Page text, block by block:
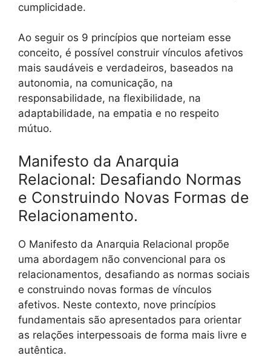
cumplicidade.
Ao seguir os 9 princípios que norteiam esse
conceito, é possível construir vínculos afetivos
mais saudáveis e verdadeiros, baseados na
autonomia, na comunicação, na
responsabilidade, na flexibilidade, na
adaptabilidade, na empatia e no respeito
mútuo.
Manifesto da Anarquia
Relacional: Desafiando Normas
e Construindo Novas Formas de
Relacionamento.
O Manifesto da Anarquia Relacional propõe
uma abordagem não convencional para os
relacionamentos, desafiando as normas sociais
e construindo novas formas de vínculos
afetivos. Neste contexto, nove princípios
fundamentais são apresentados para orientar
as relações interpessoais de forma mais livre e
autêntica.